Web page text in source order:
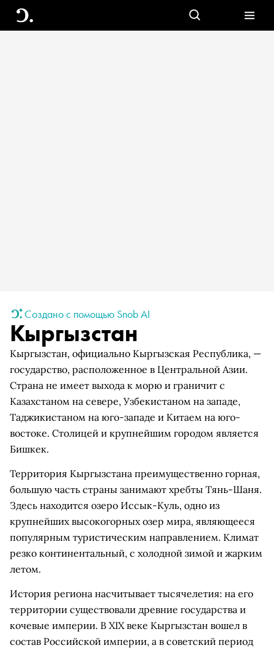
Создано с помощью Snob AI
Кыргызстан
Кыргызстан, официально Кыргызская Республика, —
государство, расположенное в Центральной Азии.
Страна не имеет выхода к морю и граничит с
Казахстаном на севере, Узбекистаном на западе,
Таджикистаном на юго-западе и Китаем на юго-
востоке. Столицей и крупнейшим городом является
Бишкек.
Территория Кыргызстана преимущественно горная,
большую часть страны занимают хребты Тянь-Шаня.
Здесь находится озеро Иссык-Куль, одно из
крупнейших высокогорных озер мира, являющееся
популярным туристическим направлением. Климат
резко континентальный, с холодной зимой и жарким
летом.
История региона насчитывает тысячелетия: на его
территории существовали древние государства и
кочевые империи. В XIX веке Кыргызстан вошел в
состав Российской империи, а в советский период